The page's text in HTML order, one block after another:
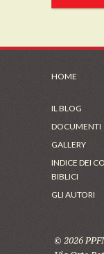
HOME
IL BLOG
DOCUMENTI
GALLERY
INDICE DEI
BIBLICI
GLI AUTORI
© 2026